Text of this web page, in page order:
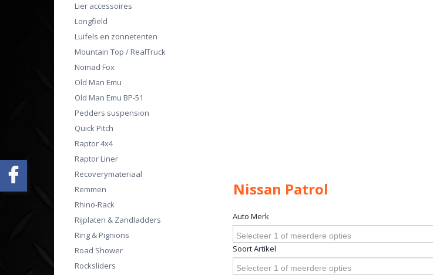
Lier accessoires
Longfield
Luifels en zonnetenten
Mountain Top / RealTruck
Nomad Fox
Old Man Emu
Old Man Emu BP-51
Pedders suspension
Quick Pitch
Raptor 4x4
Raptor Liner
Recoverymateriaal
Remmen
Rhino-Rack
Rijplaten & Zandladders
Ring & Pignions
Road Shower
Rocksliders
Nissan Patrol
Auto Merk
Selecteer 1 of meerdere opties
Soort Artikel
Selecteer 1 of meerdere opties